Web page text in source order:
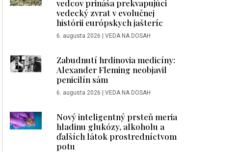
vedcov prináša prekvapujúci
vedecký zvrat v evolučnej
histórii európskych jašteríc
6. augusta 2026 | VEDA NA DOSAH
Zabudnutí hrdinovia medicíny:
Alexander Fleming neobjavil
penicilín sám
6. augusta 2026 | VEDA NA DOSAH
Nový inteligentný prsteň meria
hladinu glukózy, alkoholu a
ďalších látok prostredníctvom
potu